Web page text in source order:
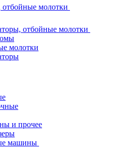
молотки
отбойные молотки
молотки
и прочее
машины